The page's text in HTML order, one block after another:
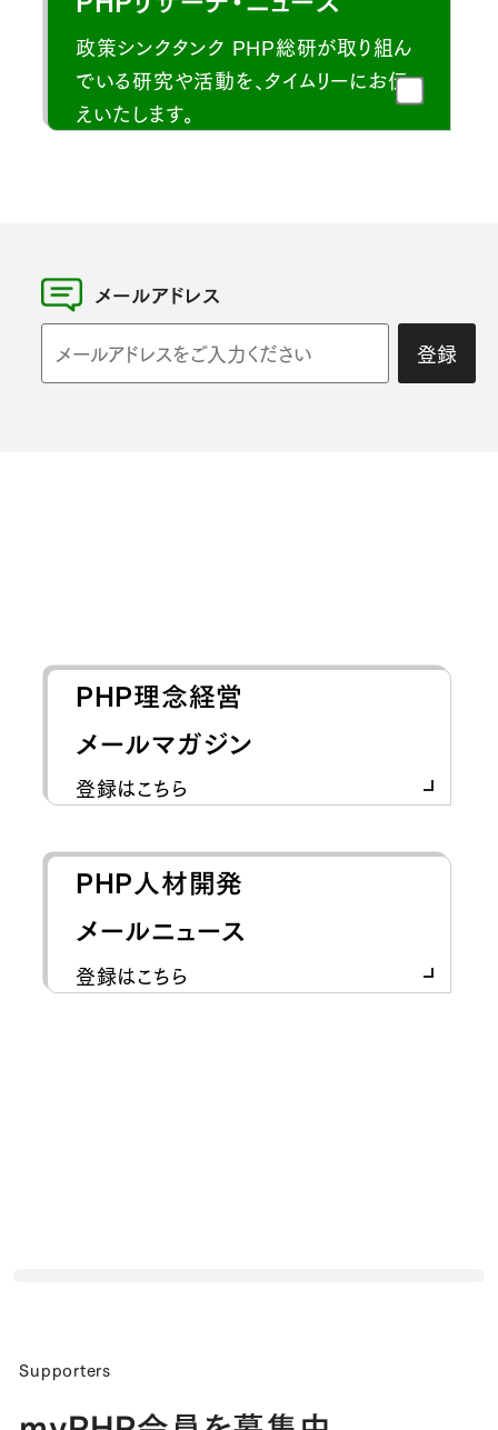
政策シンクタンク PHP総研が取り組ん
でいる研究や活動を、タイムリーにお伝
えいたします。
メールアドレス
登録
PHP理念経営
メールマガジン
登録はこちら
PHP人材開発
メールニュース
登録はこちら
Supporters